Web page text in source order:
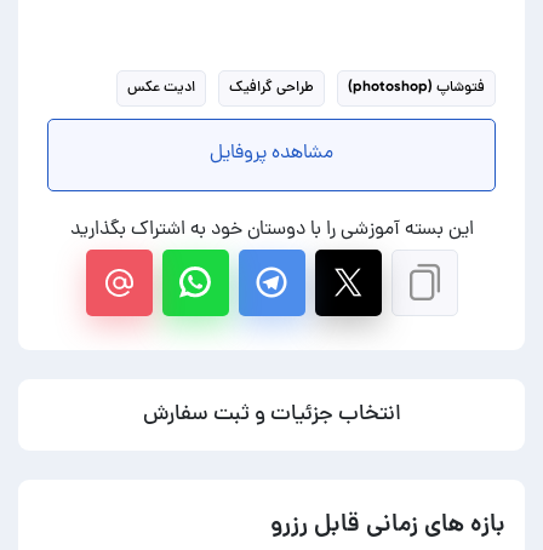
فتوشاپ (photoshop) طراحی گرافیک ادیت عکس
مشاهده پروفایل
این بسته آموزشی را با دوستان خود به اشتراک بگذارید
انتخاب جزئیات و ثبت سفارش
بازه های زمانی قابل رزرو